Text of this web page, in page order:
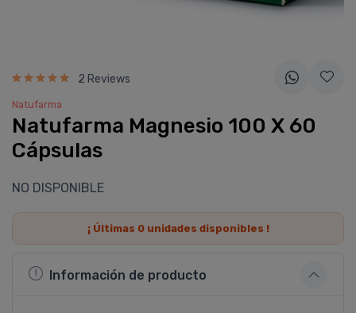
2 Reviews
Natufarma
Natufarma Magnesio 100 X 60
Cápsulas
NO DISPONIBLE
¡ Últimas 0unidades disponibles !
Información de producto